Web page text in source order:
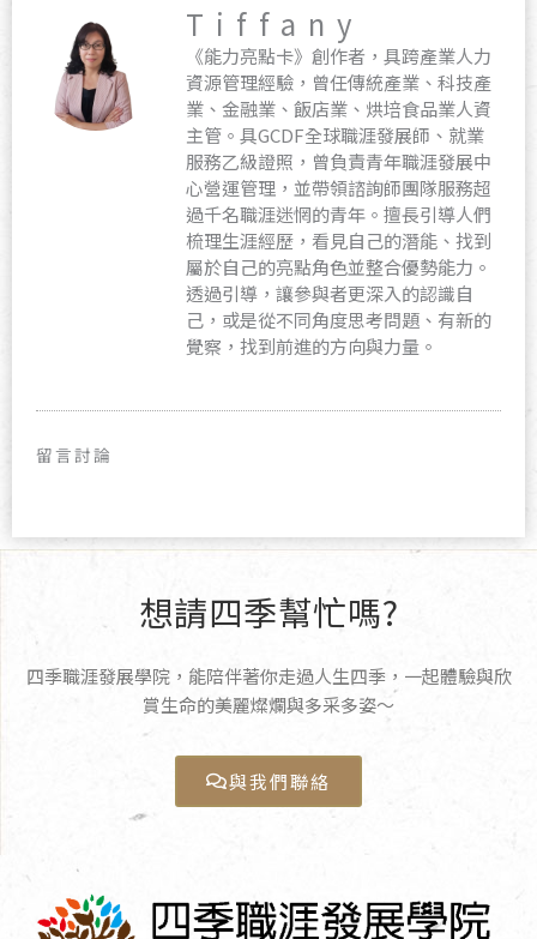
Tiffany
《能力亮點卡》創作者，具跨產業人力
資源管理經驗，曾任傳統產業、科技產
業、金融業、飯店業、烘培食品業人資
主管。具GCDF全球職涯發展師、就業
服務乙級證照，曾負責青年職涯發展中
心營運管理，並帶領諮詢師團隊服務超
過千名職涯迷惘的青年。擅長引導人們
梳理生涯經歷，看見自己的潛能、找到
屬於自己的亮點角色並整合優勢能力。
透過引導，讓參與者更深入的認識自
己，或是從不同角度思考問題、有新的
覺察，找到前進的方向與力量。
留言討論
想請四季幫忙嗎?
四季職涯發展學院，能陪伴著你走過人生四季，一起體驗與欣
賞生命的美麗燦爛與多采多姿〜
與我們聯絡